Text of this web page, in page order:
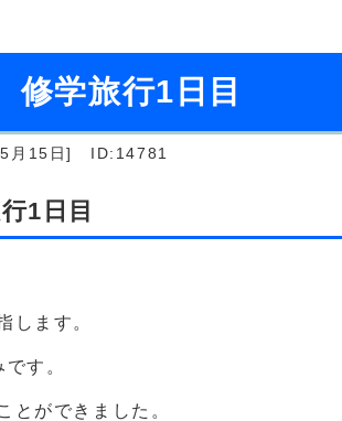
修学旅行1日目
月15日] ID:14781
1日目
します。
す。
とができました。